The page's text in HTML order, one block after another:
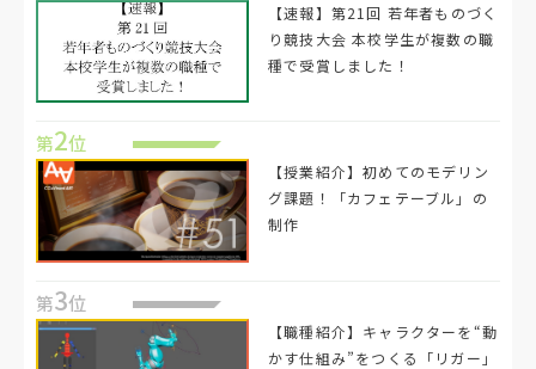
【速報】第21回 若年者ものづく
り競技大会 本校学生が複数の職
種で受賞しました！
第2位
【授業紹介】初めてのモデリン
グ課題！「カフェテーブル」の
制作
第3位
【職種紹介】キャラクターを“動
かす仕組み”をつくる「リガー」